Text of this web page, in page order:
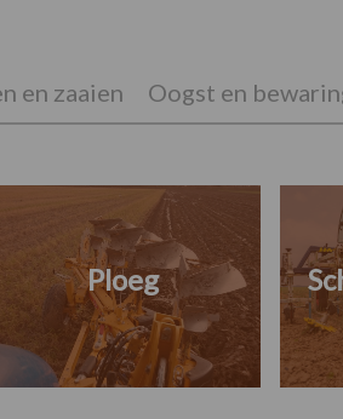
en zaaien Oogst en
Ploeg